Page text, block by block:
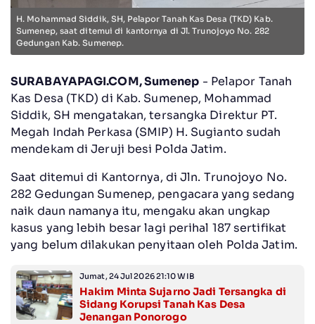
H. Mohammad Siddik, SH, Pelapor Tanah Kas Desa (TKD) Kab.
Sumenep, saat ditemui di kantornya di Jl. Trunojoyo No. 282
Gedungan Kab. Sumenep.
SURABAYAPAGI.COM, Sumenep - Pelapor Tanah
Kas Desa (TKD) di Kab. Sumenep, Mohammad
Siddik, SH mengatakan, tersangka Direktur PT.
Megah Indah Perkasa (SMIP) H. Sugianto sudah
mendekam di Jeruji besi Polda Jatim.
Saat ditemui di Kantornya, di Jln. Trunojoyo No.
282 Gedungan Sumenep, pengacara yang sedang
naik daun namanya itu, mengaku akan ungkap
kasus yang lebih besar lagi perihal 187 sertifikat
yang belum dilakukan penyitaan oleh Polda Jatim.
Jumat, 24 Jul 2026 21:10 WIB
Hakim Minta Sujarno Jadi Tersangka di
Sidang Korupsi Tanah Kas Desa
Jenangan Ponorogo